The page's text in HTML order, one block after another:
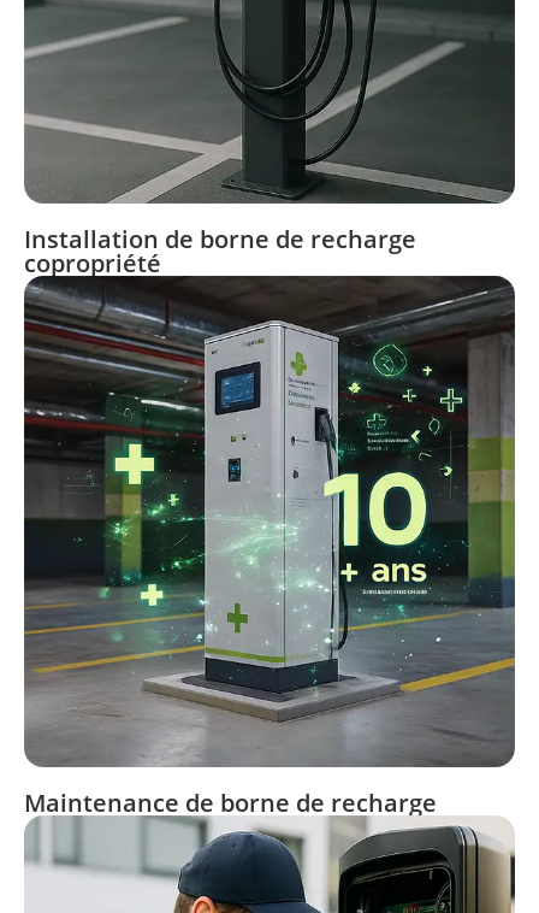
Installation de borne de recharge
copropriété
Maintenance de borne de recharge